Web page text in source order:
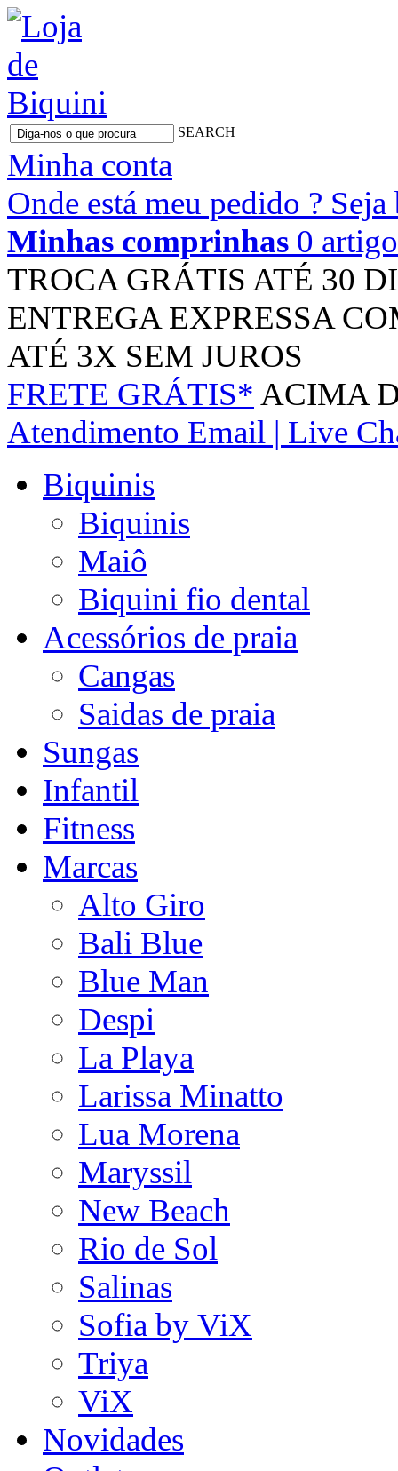
SEARCH
Minha conta
Onde está meu pedido ?
Minhas comprinhas 0
TROCA GRÁTIS ATÉ 30
ENTREGA EXPRESSA
ATÉ 3X SEM JUROS
FRETE GRÁTIS* ACIMA
Atendimento Email | Live
Biquinis
Biquinis
Maiô
Biquini fio dental
Acessórios de praia
Cangas
Saidas de praia
Sungas
Infantil
Fitness
Marcas
Alto Giro
Bali Blue
Blue Man
Despi
La Playa
Larissa Minatto
Lua Morena
Maryssil
New Beach
Rio de Sol
Salinas
Sofia by ViX
Triya
ViX
Novidades